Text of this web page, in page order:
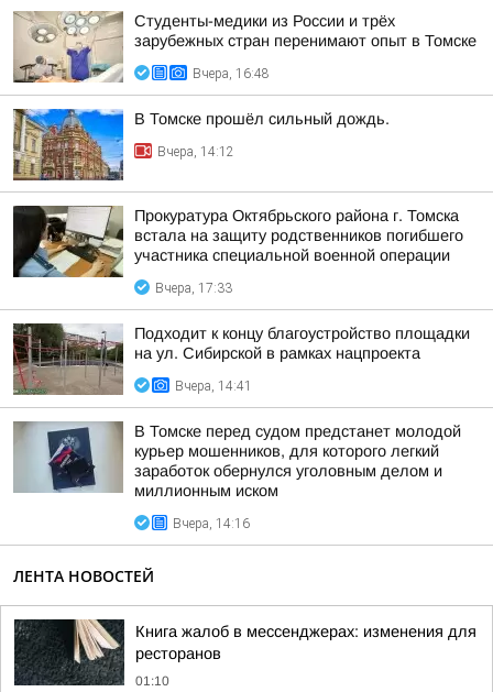
Студенты-медики из России и трёх
зарубежных стран перенимают опыт в Томске
Вчера, 16:48
В Томске прошёл сильный дождь.
Вчера, 14:12
Прокуратура Октябрьского района г. Томска
встала на защиту родственников погибшего
участника специальной военной операции
Вчера, 17:33
Подходит к концу благоустройство площадки
на ул. Сибирской в рамках нацпроекта
Вчера, 14:41
В Томске перед судом предстанет молодой
курьер мошенников, для которого легкий
заработок обернулся уголовным делом и
миллионным иском
Вчера, 14:16
ЛЕНТА НОВОСТЕЙ
Книга жалоб в мессенджерах: изменения для
ресторанов
01:10